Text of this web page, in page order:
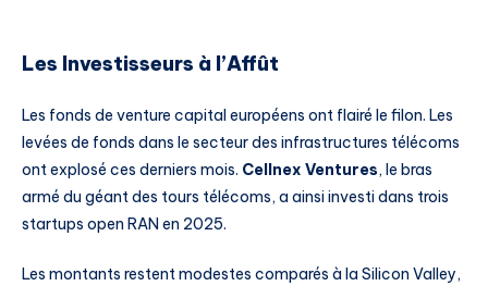
Les Investisseurs à l’Affût
Les fonds de venture capital européens ont flairé le filon. Les
levées de fonds dans le secteur des infrastructures télécoms
ont explosé ces derniers mois. Cellnex Ventures, le bras
armé du géant des tours télécoms, a ainsi investi dans trois
startups open RAN en 2025.
Les montants restent modestes comparés à la Silicon Valley,